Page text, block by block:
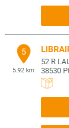
5
5.92 km
52 R
38530